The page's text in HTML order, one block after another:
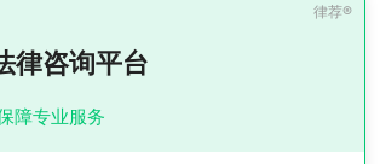
律咨询平台
障专业服务